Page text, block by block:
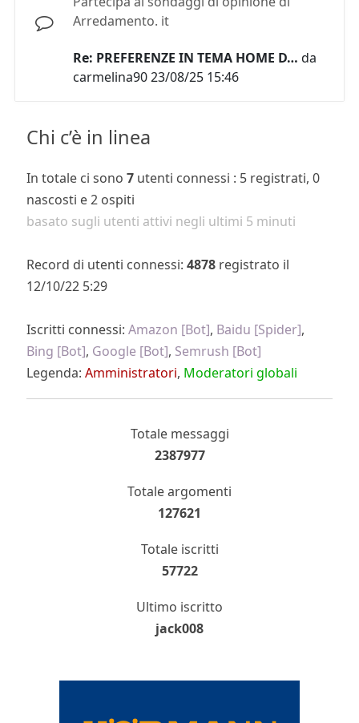
Arredamento. it
Re: PREFERENZE IN TEMA HOME D… da
carmelina9023/08/25 15:46
Chi c’è in linea
In totale ci sono 7 utenti connessi : 5 registrati, 0
nascosti e 2 ospiti
basato sugli utenti attivi negli ultimi 5 minuti
Record di utenti connessi: 4878 registrato il
12/10/22 5:29
Iscritti connessi: Amazon [Bot], Baidu [Spider],
Bing [Bot], Google [Bot], Semrush [Bot]
Legenda: Amministratori, Moderatori globali
Totale messaggi
2387977
Totale argomenti
127621
Totale iscritti
57722
Ultimo iscritto
jack008